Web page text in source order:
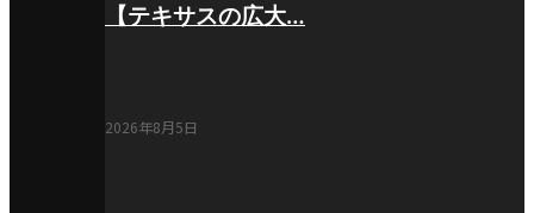
【テキサスの広大…
2026年8月5日